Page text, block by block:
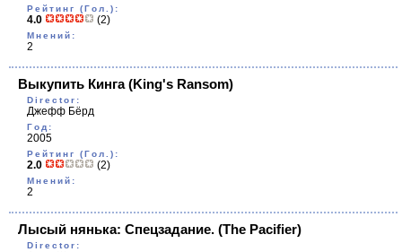
Рейтинг (Гол.):
4.0 (2)
Мнений:
2
Выкупить Кинга(King's Ransom)
Director:
Джефф Бёрд
Год:
2005
Рейтинг (Гол.):
2.0 (2)
Мнений:
2
Лысый нянька: Спецзадание. (The Pacifier)
Director: